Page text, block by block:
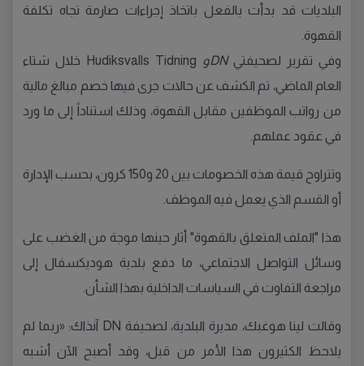
البلديات قد بدأت بالفعل باتخاذ إجراءات صارمة تجاه تكلفة
القهوة.
وفي تقرير لصحيفتيDNو
Hudiksvalls Tidning خلال شتاء
العام الماضي، تم الكشف عن حالات جرى فيها خصم مبالغ مالية
من رواتب الموظفين مقابل القهوة، وذلك استناداً إلى ما ورد
في عقود عملهم.
وتتراوح قيمة هذه الخصومات بين 20 و150 كرون، بحسب الإدارة
أو القسم الذي يعمل فيه الموظف.
هذا "الملف المتعلق بالقهوة" أثار حينها موجة من الغضب على
وسائل التواصل الاجتماعي، ما دفع بلدية هوديكسفال إلى
مراجعة التفاوت في السياسات الداخلية بهذا الشأن.
وقالت لينا هوغبك، مديرة البلدية، لصحيفة DN آنذاك: «ربما لم
يلاحظ الكثيرون هذا الأمر من قبل، وقد أصبح الآن أشبه